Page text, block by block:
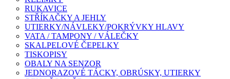
RUKAVICE
STŘÍKAČKY A JEHLY
UTIERKY/NÁVLEKY/POKRÝVKY HLAVY
VATA / TAMPONY / VÁLEČKY
SKALPELOVÉ ČEPELKY
TISKOPISY
OBALY NA SENZOR
JEDNORAZOVÉ TÁCKY, OBRÚSKY, UTIERKY